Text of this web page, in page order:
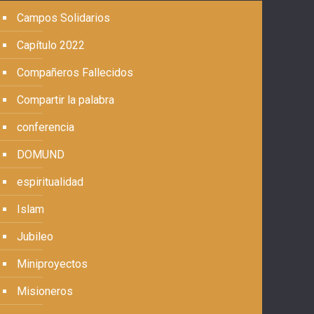
Campos Solidarios
Capítulo 2022
Compañeros Fallecidos
Compartir la palabra
conferencia
DOMUND
espiritualidad
Islam
Jubileo
Miniproyectos
Misioneros